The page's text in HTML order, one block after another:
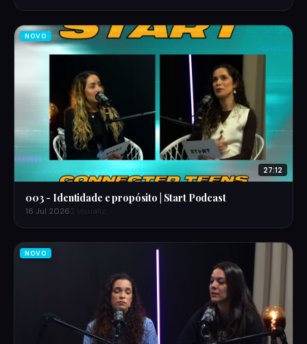
NOVO
27:12
003 - Identidade e propósito | Start Podcast
16 Jul 2026
NOVO